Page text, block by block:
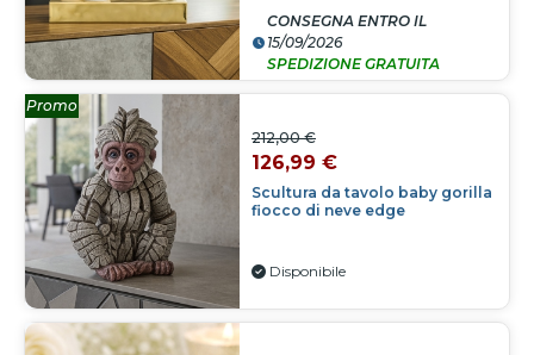
CONSEGNA ENTRO IL
15/09/2026
SPEDIZIONE GRATUITA
Scultura da tavolo baby gorilla
fiocco di neve edge
212,00 €
126,99 €
Disponibile
Promo